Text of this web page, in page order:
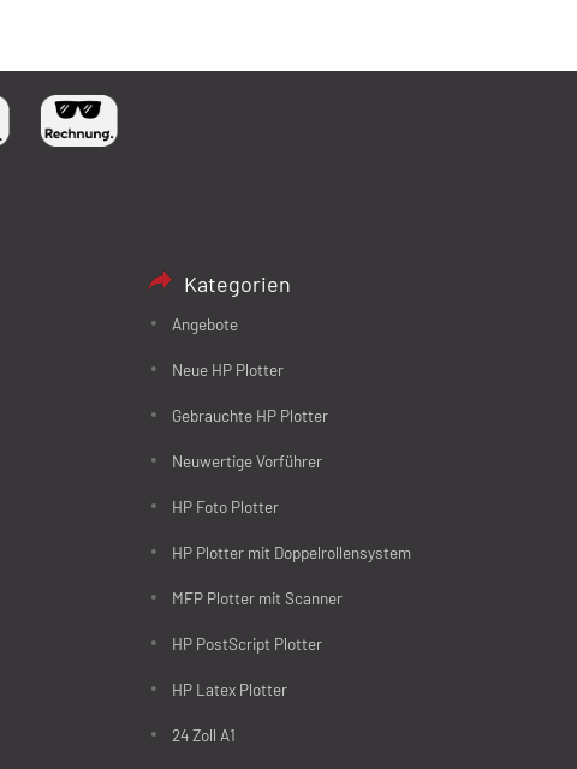
Kategorien
Angebote
Neue HP Plotter
Gebrauchte HP Plotter
Neuwertige Vorführer
HP Foto Plotter
HP Plotter mit Doppelrollensystem
MFP Plotter mit Scanner
HP PostScript Plotter
HP Latex Plotter
24 Zoll A1